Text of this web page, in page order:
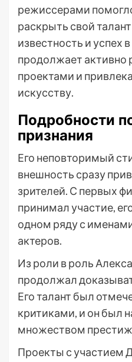
режиссерами
раскрыть свой
известность и успех
продолжает активно
проектами и
искусству.
Подробности
признания
Его неповторимый
внешность сразу
зрителей. С первых
принимал участие,
одном ряду с
актеров.
Из роли в роль
продолжал
Его талант был
критиками, и он был
множеством
Проекты с участием